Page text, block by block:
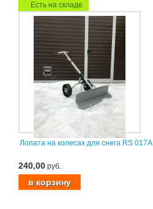
Есть на складе
Лопата на колесах для снега RS 017A
240,00 руб.